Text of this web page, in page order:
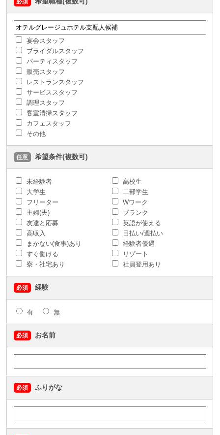
必須
宴会スタッフ
ブライダルスタッフ
パーティスタッフ
販売スタッフ
レストランスタッフ
サービススタッフ
調理スタッフ
客室清掃スタッフ
カフェスタッフ
その他
任意 希望条件(複数可)
未経験者
高校生
大学生
二部学生
フリーター
Wワーク
主婦(夫)
ブランク
友達と応募
英語が使える
高収入
日払い/週払い
まかない(食事)あり
経験者優遇
すぐ働ける
リゾート
寮・社宅あり
社員登用あり
必須 経験
有 無
必須 お名前
必須 ふりがな